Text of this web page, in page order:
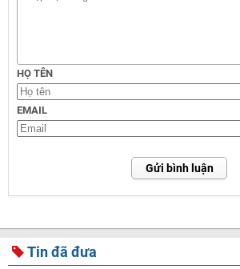
HỌ TÊN
EMAIL
Gửi bình luận
Tin đã đưa